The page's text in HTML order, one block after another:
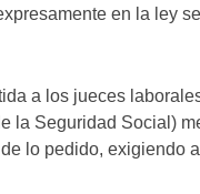
en la ley
a los jueces
la Seguridad Social)
lo pedido, exigiendo